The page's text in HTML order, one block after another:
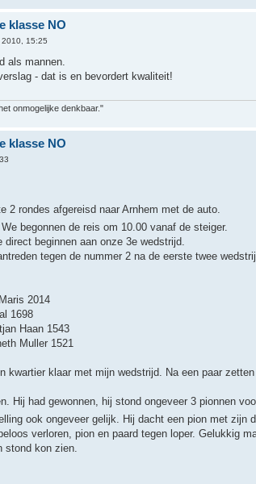
klasse NO
15:25
als mannen.
- dat is en bevordert kwaliteit!
onmogelijke denkbaar."
klasse NO
2 rondes afgereisd naar Arnhem met de auto.
We begonnen de reis om 10.00 vanaf de steiger.
direct beginnen aan onze 3e wedstrijd.
tegen de nummer 2 na de eerste twee
2014
1698
Haan 1543
Muller 1521
kwartier klaar met mijn wedstrijd. Na een paar
Hij had gewonnen, hij stond ongeveer 3 pionnen
ook ongeveer gelijk. Hij dacht een pion met zijn
verloren, pion en paard tegen loper. Gelukkig
stond kon zien.